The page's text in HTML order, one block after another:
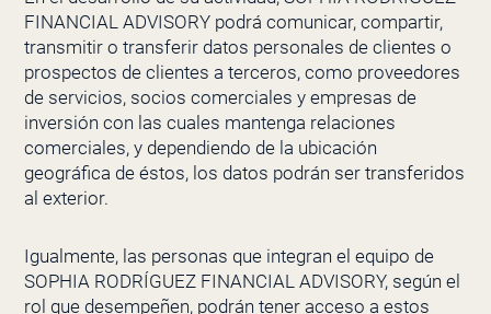
FINANCIAL ADVISORYpodrá comunicar, compartir,
transmitir o transferir datos personales de clientes o
prospectos de clientes a terceros, como proveedores
de servicios, socios comerciales y empresas de
inversión con las cuales mantenga relaciones
comerciales, y dependiendo de la ubicación
geográfica de éstos, los datos podrán ser transferidos
al exterior.
Igualmente, las personas que integran el equipo de
SOPHIA RODRÍGUEZ FINANCIAL ADVISORY, según el
rol que desempeñen, podrán tener acceso a estos